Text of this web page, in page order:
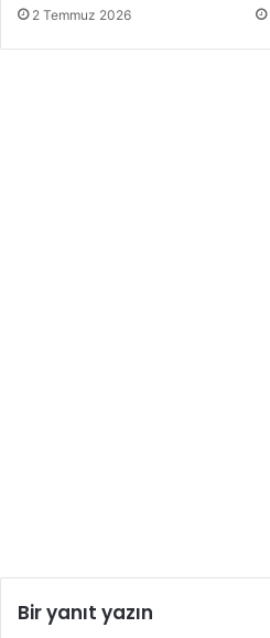
2 Temmuz 2026
Bir yanıt yazın